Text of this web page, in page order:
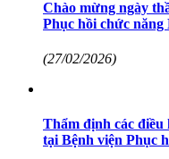
Chào mừng ngày
Phục hồi chức năng
(27/02/2026)
Thẩm định các
tại Bệnh viện Phục